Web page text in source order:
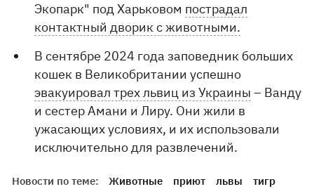
Экопарк" под Харьковом пострадал
контактный дворик с животными.
В сентябре 2024 года заповедник больших
кошек в Великобритании успешно
эвакуировал трех львиц из Украины – Ванду
и сестер Амани и Лиру. Они жили в
ужасающих условиях, и их использовали
исключительно для развлечений.
Новости по теме: Животные приют львы тигр